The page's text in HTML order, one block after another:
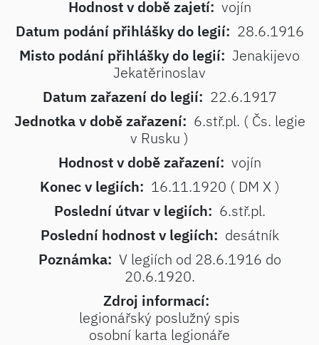
Hodnost v době zajetí: vojín
Datum podání přihlášky do legií: 28.6.1916
Misto podání přihlášky do legií: Jenakijevo
Jekatěrinoslav
Datum zařazení do legií: 22.6.1917
Jednotka v době zařazení: 6.stř.pl. ( Čs. legie
v Rusku )
Hodnost v době zařazení: vojín
Konec v legiích: 16.11.1920 ( DM X )
Poslední útvar v legiích: 6.stř.pl.
Poslední hodnost v legiích: desátník
Poznámka: V legiích od 28.6.1916 do
20.6.1920.
Zdroj informací:
legionářský poslužný spis
osobní karta legionáře